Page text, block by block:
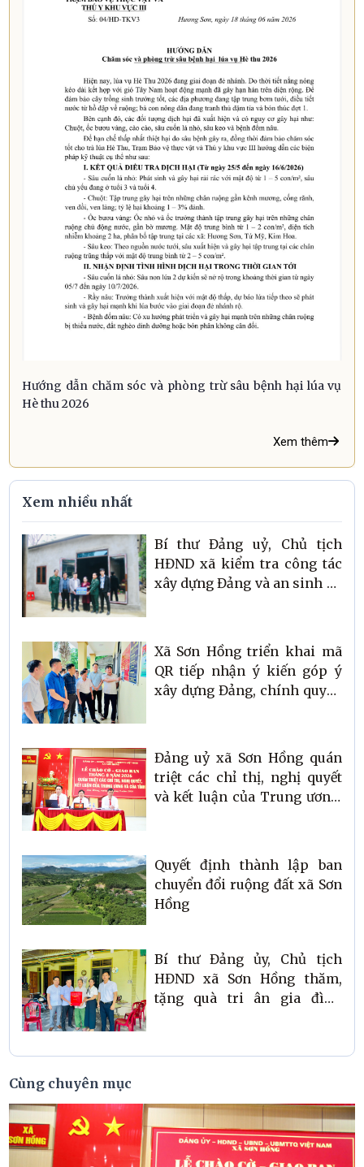
Hướng dẫn chăm sóc và phòng trừ sâu bệnh hại lúa vụ
Hè thu 2026
Xem thêm
Xem nhiều nhất
Bí thư Đảng uỷ, Chủ tịch
HĐND xã kiểm tra công tác
xây dựng Đảng và an sinh xã
Xã Sơn Hồng triển khai mã
QR tiếp nhận ý kiến góp ý
xây dựng Đảng, chính quyền
Đảng uỷ xã Sơn Hồng quán
triệt các chỉ thị, nghị quyết
và kết luận của Trung ương,
Quyết định thành lập ban
chuyển đổi ruộng đất xã Sơn
Hồng
Bí thư Đảng ủy, Chủ tịch
HĐND xã Sơn Hồng thăm,
tặng quà tri ân gia đình
Cùng chuyên mục